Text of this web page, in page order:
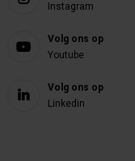
Instagram
Volg ons op
Youtube
Volg ons op
Linkedin